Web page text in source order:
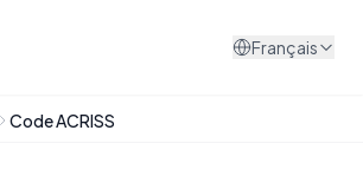
Français
Code ACRISS